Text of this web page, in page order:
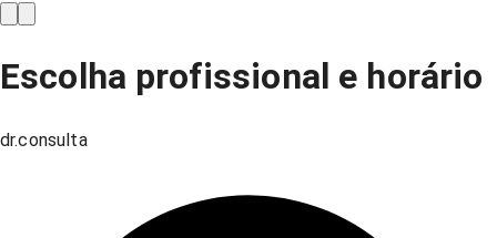
Escolha profissional e horário
dr.consulta